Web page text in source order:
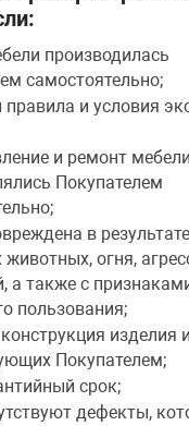
производилась
самостоятельно;
и условия
и ремонт
Покупателем
в
огня,
а также с
пользования;
изделия
Покупателем;
срок;
дефекты,